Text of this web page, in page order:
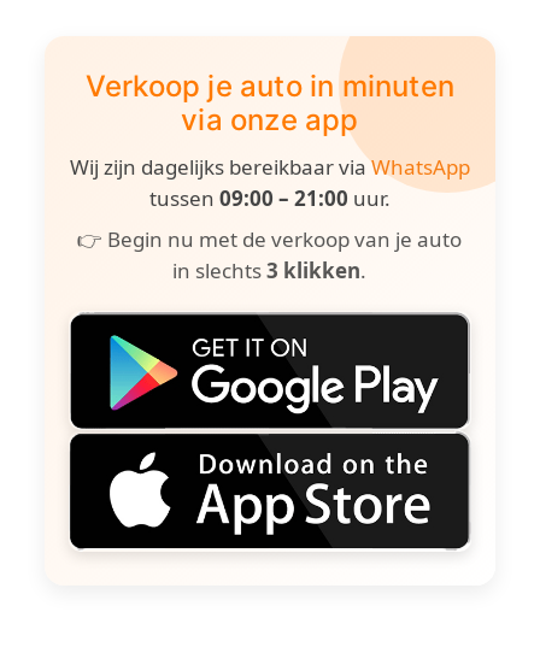
Verkoop je auto in minuten
via onze app
Wij zijn dagelijks bereikbaar viaWhatsApp
tussen 09:00 – 21:00 uur.
👉 Begin nu met de verkoop van je auto
in slechts3 klikken.